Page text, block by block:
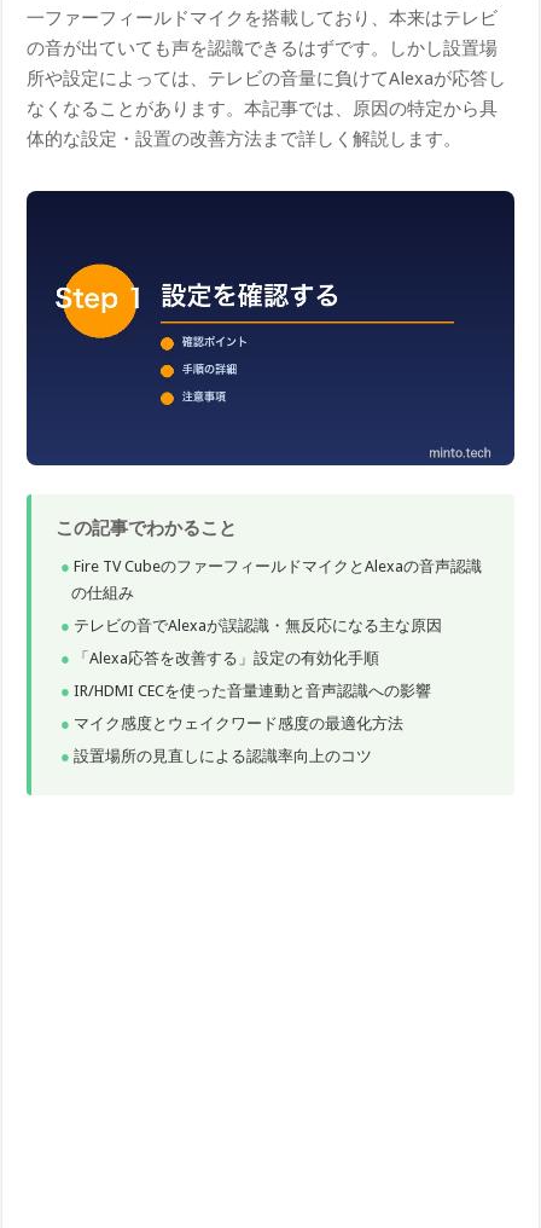
一ファーフィールドマイクを搭載しており、本来はテレビ
の音が出ていても声を認識できるはずです。しかし設置場
所や設定によっては、テレビの音量に負けてAlexaが応答し
なくなることがあります。本記事では、原因の特定から具
体的な設定・設置の改善方法まで詳しく解説します。
この記事でわかること
Fire TV CubeのファーフィールドマイクとAlexaの音声認識
の仕組み
テレビの音でAlexaが誤認識・無反応になる主な原因
「Alexa応答を改善する」設定の有効化手順
IR/HDMI CECを使った音量連動と音声認識への影響
マイク感度とウェイクワード感度の最適化方法
設置場所の見直しによる認識率向上のコツ